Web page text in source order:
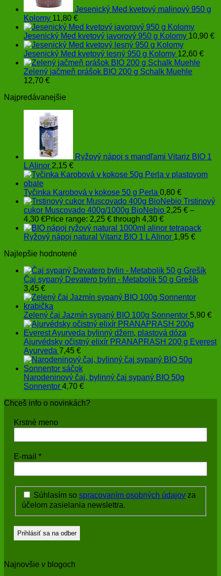
Jesenický Med kvetový malinový 950 g
Kolomy 11,80 €
Jesenický Med kvetový javorový 950 g Kolomy 10,90 €
Jesenický Med kvetový lesný 950 g Kolomy 12,60 €
Zelený jačmeň prášok BIO 200 g Schalk Muehle
12,70 €
Najpredávanejšie
Ryžový nápoj s mandľami Vitariz BIO 1
L Alinor 2,15 €
Tyčinka Karobová v kokose 50 g Perla 0,80 €
Trstinový
cukor Muscovado 400g/1000g BioNebio 2,25 € –
4,30 €Price range: 2,25 € through 4,30 €
Ryžový nápoj natural Vitariz BIO 1 L Alinor 1,95 €
Najlepšie hodnotené
Čaj sypaný Devatero bylin - Metabolik 50 g Grešík
3,45 €
Zelený čaj Jazmín sypaný BIO 100g Sonnentor 5,90 €
Ajurvédsky očistný elixír PRANAPRASH 200 g Everest
Ayurveda 7,45 €
Narodeninový čaj, bylinný čaj sypaný BIO 50g
Sonnentor 4,70 €
Chceš info o novinkách?
Krstné meno
E-mail *
Súhlasím so spracovaním osobných údajov za
účelom zasielania newslettra.
Najnovšie v blogoch